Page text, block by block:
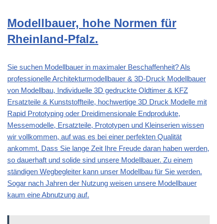
Modellbauer, hohe Normen für
Rheinland-Pfalz.
Sie suchen Modellbauer in maximaler Beschaffenheit? Als
professionelle Architekturmodellbauer & 3D-Druck Modellbauer
von Modellbau, Individuelle 3D gedruckte Oldtimer & KFZ
Ersatzteile & Kunststoffteile, hochwertige 3D Druck Modelle mit
Rapid Prototyping oder Dreidimensionale Endprodukte,
Messemodelle, Ersatzteile, Prototypen und Kleinserien wissen
wir vollkommen, auf was es bei einer perfekten Qualität
ankommt. Dass Sie lange Zeit Ihre Freude daran haben werden,
so dauerhaft und solide sind unsere Modellbauer. Zu einem
ständigen Wegbegleiter kann unser Modellbau für Sie werden.
Sogar nach Jahren der Nutzung weisen unsere Modellbauer
kaum eine Abnutzung auf.